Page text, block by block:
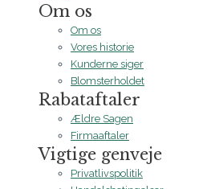
Om os
Om os
Vores historie
Kunderne siger
Blomsterholdet
Rabataftaler
Ældre Sagen
Firmaaftaler
Vigtige genveje
Privatlivspolitik